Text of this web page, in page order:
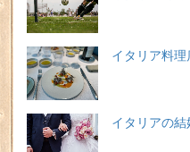
イタリア料
イタリアの結